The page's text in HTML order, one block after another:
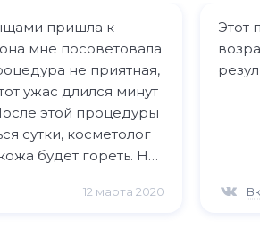
пришла к
мне посоветовала
не приятная,
ужас длился минут
этой процедуры
сутки, косметолог
будет гореть. На
кожа начала12 марта 2020
Этот